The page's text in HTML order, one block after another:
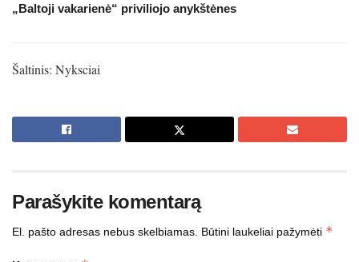
„Baltoji vakarienė“ priviliojo anykštėnes
Šaltinis: Nyksciai
Parašykite komentarą
El. pašto adresas nebus skelbiamas. Būtini laukeliai pažymėti *